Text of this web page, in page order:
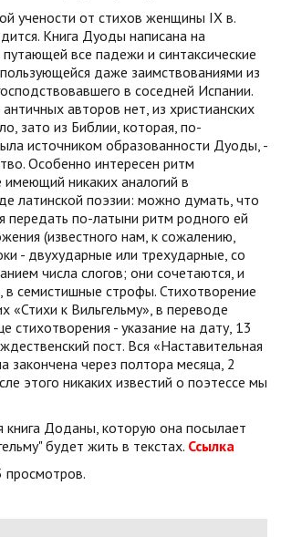
учености от стихов женщины IX в.
Книга Дуоды написана на
все падежи и синтаксические
пользующейся даже заимствованиями из
в соседней Испании.
авторов нет, из христианских
зато из Библии, которая, по-
источником образованности Дуоды, -
Особенно интересен ритм
имеющий никаких аналогий в
латинской поэзии: можно думать, что
передать по-латыни ритм родного ей
(известного нам, к сожалению,
- двухударные или трехударные, со
числа слогов; они сочетаются, и
в семистишные строфы. Стихотворение
«Стихи к Вильгельму», в переводе
стихотворения - указание на дату, 13
пост. Вся «Наставительная
закончена через полтора месяца, 2
этого никаких известий о поэтессе мы
книга Доданы, которую она посылает
будет жить в текстах. Ссылка
просмотров.